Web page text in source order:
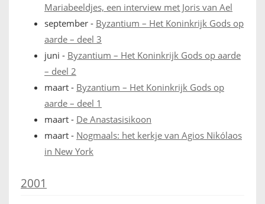
Mariabeeldjes, een interview met Joris van Ael
september - Byzantium – Het Koninkrijk Gods op
aarde – deel 3
juni - Byzantium – Het Koninkrijk Gods op aarde
– deel 2
maart - Byzantium – Het Koninkrijk Gods op
aarde – deel 1
maart - De Anastasisikoon
maart - Nogmaals: het kerkje van Agios Nikólaos
in New York
2001